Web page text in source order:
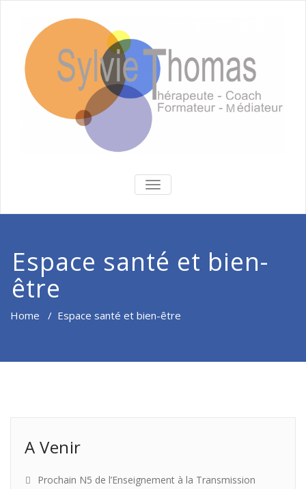
BASCULER
LA
Espace santé et bien-
être
Home / Espace santé et bien-être
A Venir
Prochain N5 de l’Enseignement à la Transmission